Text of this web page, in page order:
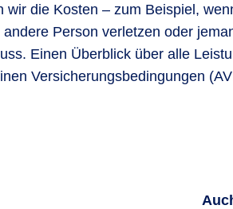
wir die Kosten – zum Beispiel,
Person verletzen oder
Einen Überblick über alle
Versicherungsbedingungen